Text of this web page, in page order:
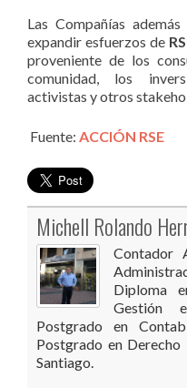
Las Compañías
expandir esfuerzos de
proveniente de los
comunidad, los
activistas y otros
Fuente: ACCIÓN RSE
Michell Rolando
Contador
Diploma
Gestión
Postgrado en
Postgrado en
Santiago.